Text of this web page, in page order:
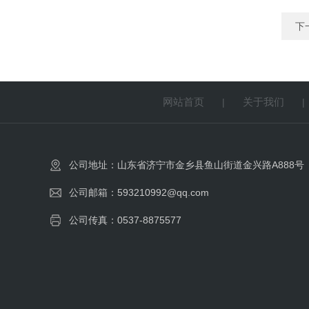
下
网站首页 | 关于我们
公司地址：山东省济宁市金乡县鱼山街道金兴路A888号
公司邮箱：593210992@qq.com
公司传真：0537-8875577